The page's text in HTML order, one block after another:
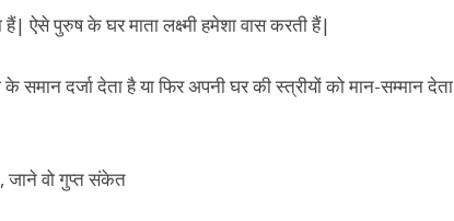
ऐसे पुरुष के घर माता लक्ष्मी हमेशा वास करती हैं|
समान दर्जा देता है या फिर अपनी घर की स्त्रीयों को मान-सम्मान देता